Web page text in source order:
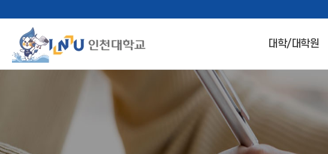
대학/대학원